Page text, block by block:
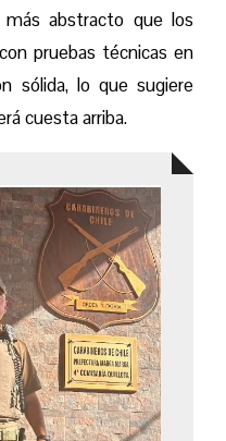
abstracto que los
pruebas técnicas en
sólida, lo que sugiere
cuesta arriba.